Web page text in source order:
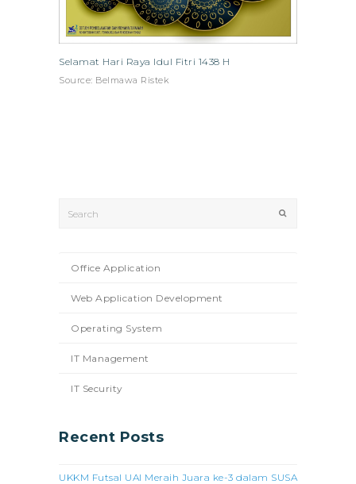
Selamat Hari Raya Idul Fitri 1438 H
Source: Belmawa Ristek
Office Application
Web Application Development
Operating System
IT Management
IT Security
Recent Posts
UKKM Futsal UAI Meraih Juara ke-3 dalam SUSA